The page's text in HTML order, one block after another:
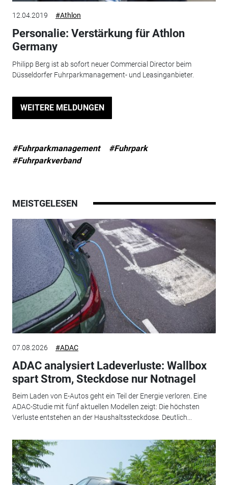
12.04.2019 #Athlon
Personalie: Verstärkung für Athlon
Germany
Philipp Berg ist ab sofort neuer Commercial Director beim
Düsseldorfer Fuhrparkmanagement- und Leasinganbieter.
WEITERE MELDUNGEN
#Fuhrparkmanagement
#Fuhrpark
#Fuhrparkverband
MEISTGELESEN
07.08.2026 #ADAC
ADAC analysiert Ladeverluste: Wallbox
spart Strom, Steckdose nur Notnagel
Beim Laden von E-Autos geht ein Teil der Energie verloren. Eine
ADAC-Studie mit fünf aktuellen Modellen zeigt: Die höchsten
Verluste entstehen an der Haushaltssteckdose. Deutlich...